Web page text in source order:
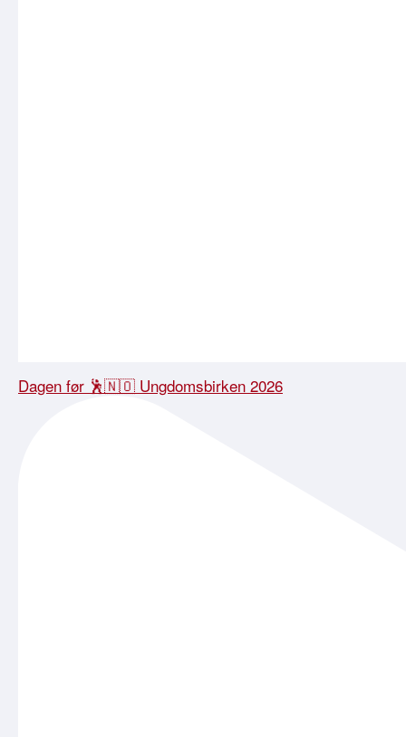
Dagen før 🕺🇳🇴 Ungdomsbirken 2026